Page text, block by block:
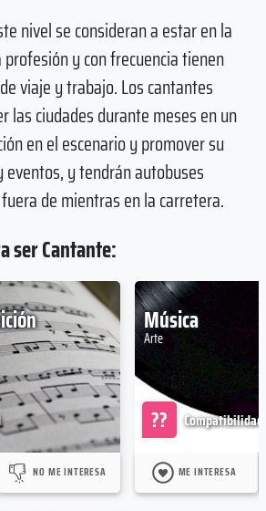
nivel se consideran a estar en la
y con frecuencia tienen
viaje y trabajo. Los cantantes
las ciudades durante meses en un
en el escenario y promover su
eventos, y tendrán autobuses
de mientras en la carretera.
ser Cantante:
NO ME INTERESA
Música
Arte
Compatibilidad
??
ME INTERESA